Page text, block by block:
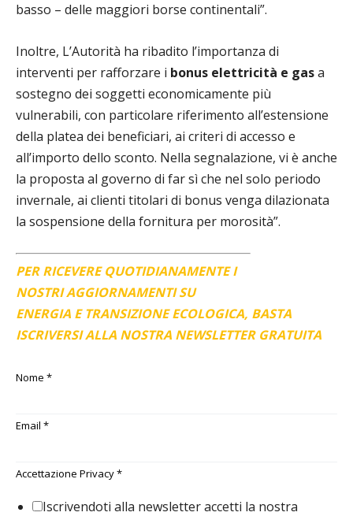
basso – delle maggiori borse continentali”.
Inoltre, L’Autorità ha ribadito l’importanza di
interventi per rafforzare i bonus elettricità e gasa
sostegno dei soggetti economicamente più
vulnerabili, con particolare riferimento all’estensione
della platea dei beneficiari, ai criteri di accesso e
all’importo dello sconto. Nella segnalazione, vi è anche
la proposta al governo di far sì che nel solo periodo
invernale, ai clienti titolari di bonus venga dilazionata
la sospensione della fornitura per morosità”.
PER RICEVERE QUOTIDIANAMENTE I
NOSTRI AGGIORNAMENTI SU
ENERGIA E TRANSIZIONE ECOLOGICA, BASTA
ISCRIVERSI ALLA NOSTRA NEWSLETTER GRATUITA
Nome *
Email *
Accettazione Privacy*
Iscrivendoti alla newsletter accetti la nostra